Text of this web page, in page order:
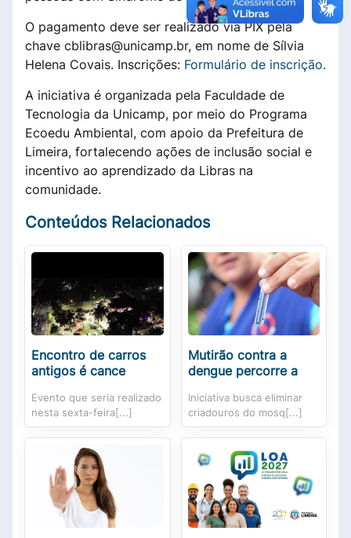
O pagamento deve ser realizado via PIX pela
chave cblibras@unicamp.br, em nome de Sílvia
Helena Covais. Inscrições: Formulário de inscrição.
A iniciativa é organizada pela Faculdade de
Tecnologia da Unicamp, por meio do Programa
Ecoedu Ambiental, com apoio da Prefeitura de
Limeira, fortalecendo ações de inclusão social e
incentivo ao aprendizado da Libras na
comunidade.
Conteúdos Relacionados
Encontro de carros
antigos é cance
Evento que seria realizado
nesta sexta-feira[...]
Mutirão contra a
dengue percorre a
Iniciativa busca eliminar
criadouros do mosq[...]